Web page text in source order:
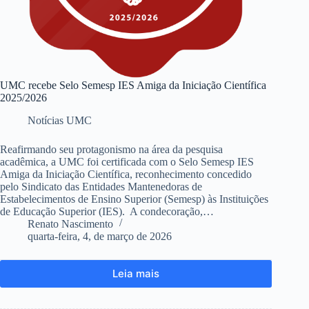
UMC recebe Selo Semesp IES Amiga da Iniciação Científica
2025/2026
Notícias UMC
Reafirmando seu protagonismo na área da pesquisa
acadêmica, a UMC foi certificada com o Selo Semesp IES
Amiga da Iniciação Científica, reconhecimento concedido
pelo Sindicato das Entidades Mantenedoras de
Estabelecimentos de Ensino Superior (Semesp) às Instituições
de Educação Superior (IES). A condecoração,…
Renato Nascimento
quarta-feira, 4, de março de 2026
Leia mais